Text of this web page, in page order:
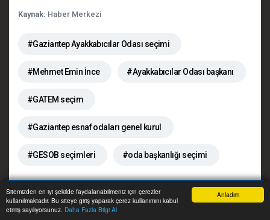
Anladım
Sitemizden en iyi şekilde faydalanabilmeniz için çerezler
kullanılmaktadır. Bu siteye giriş yaparak çerez kullanımını kabul
etmiş sayılıyorsunuz. Daha Fazla Bilgi Al
Kaynak: Haber Merkezi
#Gaziantep Ayakkabıcılar Odası seçimi
#Mehmet Emin İnce #Ayakkabıcılar Odası başkanı
#GATEM seçim
#Gaziantep esnaf odaları genel kurul
#GESOB seçimleri #oda başkanlığı seçimi
GÜNÜN ÖNEMLİ MANŞETLERİ
Anasayfa Yazarlar Haber Ara İhbar Hattı Menu